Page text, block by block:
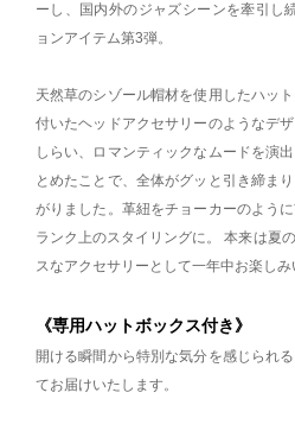
ーし、国内外のジャズシーンを牽引し
ョンアイテム第3弾。
天然草のシゾール帽材を使用したハッ
付いたヘッドアクセサリーのようなデ
しらい、ロマンティックなムードを演
とめたことで、全体がグッと引き締ま
がりました。革紐をチョーカーのよう
ランク上のスタイリングに。 本来は夏
スなアクセサリーとして一年中お楽しみ
《専用ハットボックス付き》
開ける瞬間から特別な気分を感じられ
てお届けいたします。